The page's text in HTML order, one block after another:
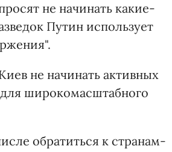
не начинать какие-
Путин использует
не начинать активных
широкомасштабного
обратиться к странам-